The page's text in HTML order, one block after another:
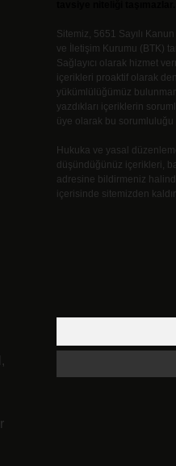
Sitemiz, 5651 Sayılı
ve İletişim Kurumu (BTK)
Sağlayıcı olarak hizmet
içerikleri proaktif olarak
yükümlülüğümüz
yazdıkları içeriklerin
üye olarak bu sorumluluğu
Hukuka ve yasal
düşündüğünüz içerikleri,
adresine bildirmeniz
içerisinde sitemizden